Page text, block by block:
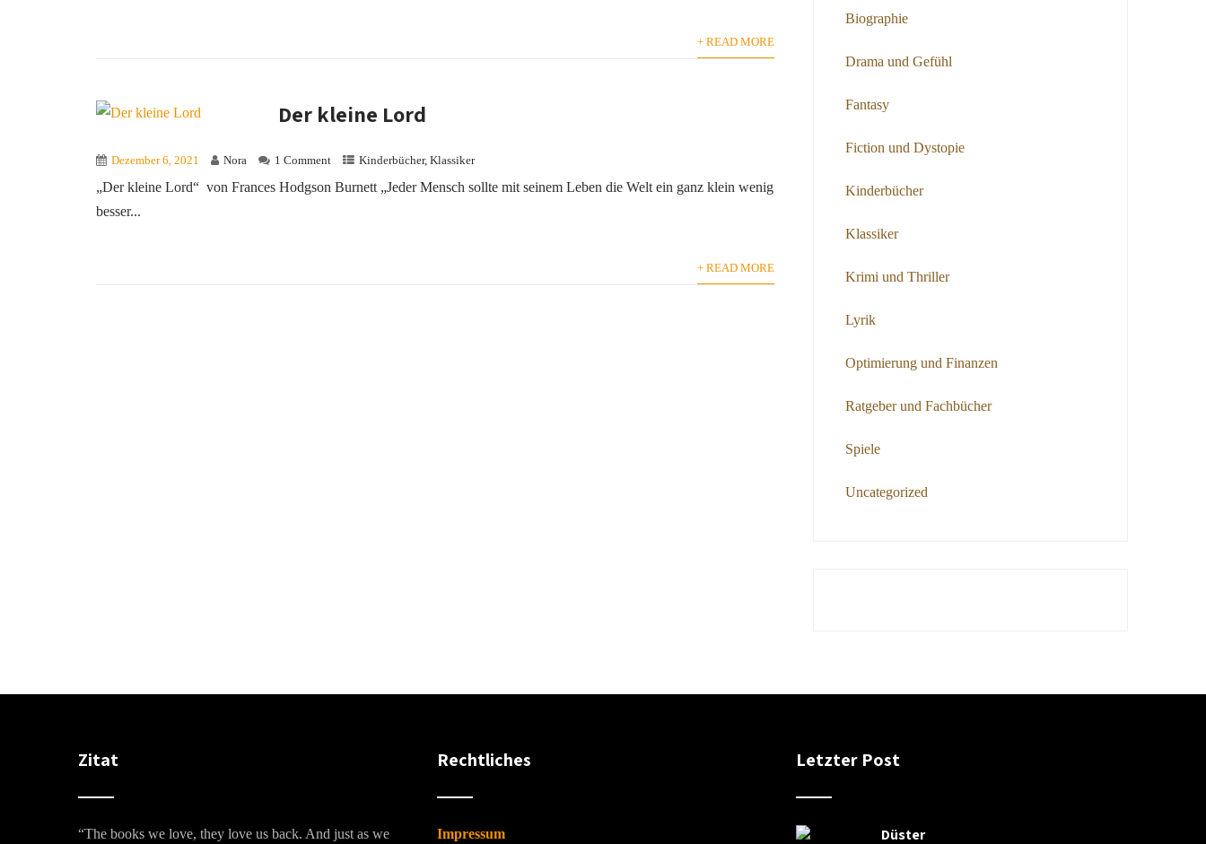
+ READ MORE
Der kleine Lord
Dezember 6, 2021 Nora 1 Comment Kinderbücher, Klassiker
„Der kleine Lord“ von Frances Hodgson Burnett „Jeder Mensch sollte mit seinem Leben die Welt ein ganz klein wenig
besser...
+ READ MORE
Biographie
Drama und Gefühl
Fantasy
Fiction und Dystopie
Kinderbücher
Klassiker
Krimi und Thriller
Lyrik
Optimierung und Finanzen
Ratgeber und Fachbücher
Spiele
Uncategorized
Zitat
“The books we love, they love us back. And just as we
Rechtliches
Impressum
Letzter Post
Düster